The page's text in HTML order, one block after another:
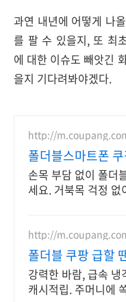
과연 내년에 어떻게 나
를 팔 수 있을지, 또 최
에 대한 이슈도 빼앗긴
을지 기다려봐야겠다.
http://
폴더블스마트폰
립
손목 부담 없이 폴더
세요. 거북목 걱정 없
http://
폴더블 쿠팡 급할
강력한 바람, 급속
캐시적립. 주머니에